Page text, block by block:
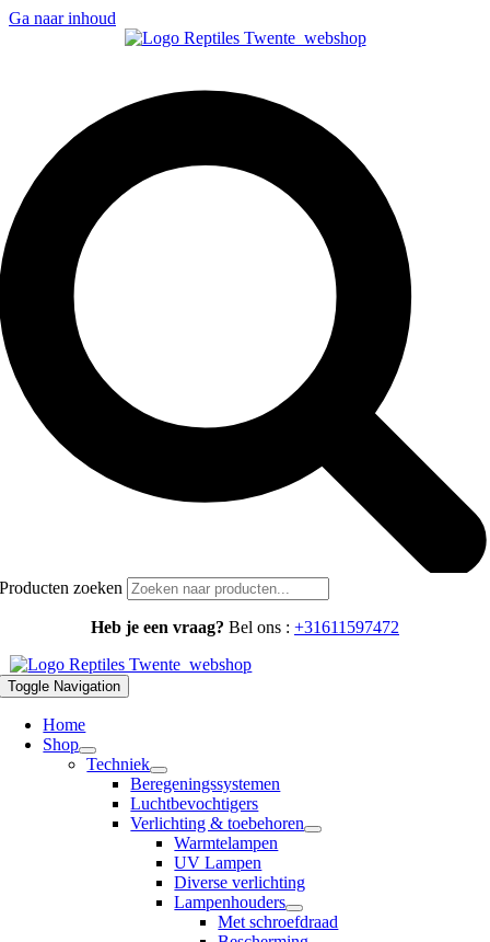
Ga naar inhoud
Producten zoeken
Heb je een vraag? Bel ons : +31611597472
Toggle Navigation
Home
Shop
Techniek
Beregeningssystemen
Luchtbevochtigers
Verlichting & toebehoren
Warmtelampen
UV Lampen
Diverse verlichting
Lampenhouders
Met schroefdraad